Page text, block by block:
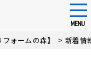
MENU
ォームの森】 > 新着情